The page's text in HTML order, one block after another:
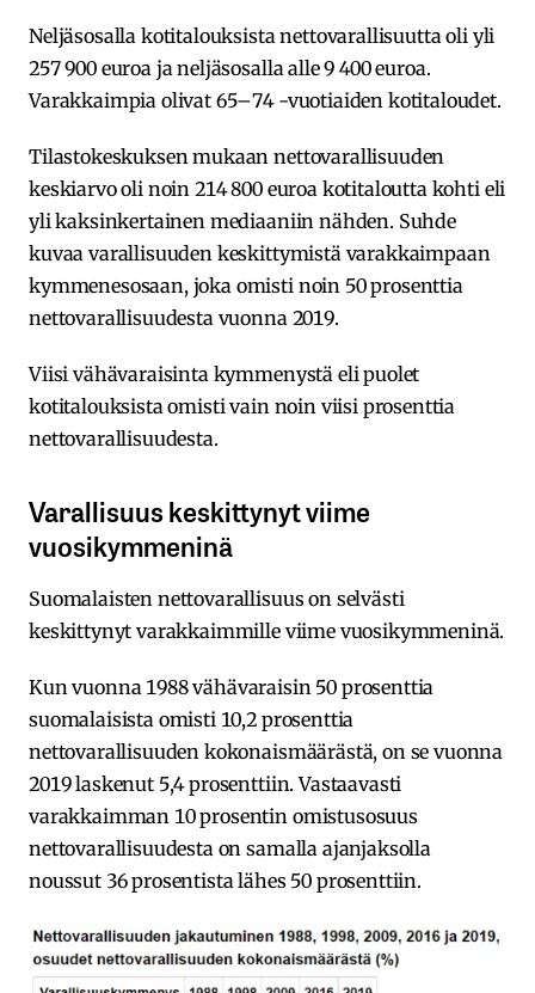
Neljäsosalla kotitalouksista nettovarallisuutta oli yli
257 900 euroa ja neljäsosalla alle 9 400 euroa.
Varakkaimpia olivat 65–74 -vuotiaiden kotitaloudet.
Tilastokeskuksen mukaan nettovarallisuuden
keskiarvo oli noin 214 800 euroa kotitaloutta kohti eli
yli kaksinkertainen mediaaniin nähden. Suhde
kuvaa varallisuuden keskittymistä varakkaimpaan
kymmenesosaan, joka omisti noin 50 prosenttia
nettovarallisuudesta vuonna 2019.
Viisi vähävaraisinta kymmenystä eli puolet
kotitalouksista omisti vain noin viisi prosenttia
nettovarallisuudesta.
Varallisuus keskittynyt viime
vuosikymmeninä
Suomalaisten nettovarallisuus on selvästi
keskittynyt varakkaimmille viime vuosikymmeninä.
Kun vuonna 1988 vähävaraisin 50 prosenttia
suomalaisista omisti 10,2 prosenttia
nettovarallisuuden kokonaismäärästä, on se vuonna
2019 laskenut 5,4 prosenttiin. Vastaavasti
varakkaimman 10 prosentin omistusosuus
nettovarallisuudesta on samalla ajanjaksolla
noussut 36 prosentista lähes 50 prosenttiin.